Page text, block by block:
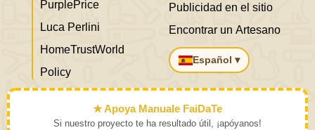
PurplePrice
Luca Perlini
HomeTrustWorld
Policy
Publicidad en el sitio
Encontrar un Artesano
Español ▾
★ Apoya Manuale FaiDaTe
Si nuestro proyecto te ha resultado útil, ¡apóyanos!